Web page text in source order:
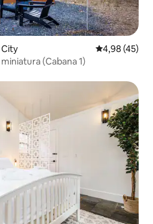
City Classificação
4,98 (45)
(Cabana 1)